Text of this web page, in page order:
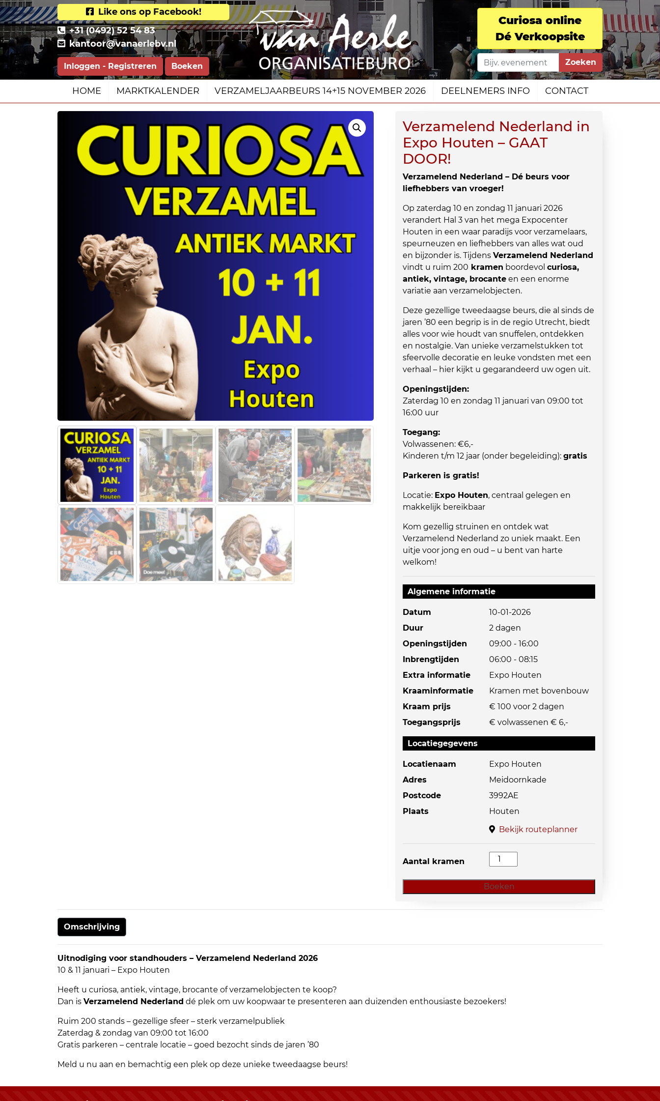
Like ons op Facebook!
+31 (0492) 52 54 83
kantoor@vanaerlebv.nl
Inloggen - Registreren Boeken
Curiosa online
Dé Verkoopsite
Zoeken
HOME MARKTKALENDER VERZAMELJAARBEURS 14+15 NOVEMBER 2026 DEELNEMERS INFO CONTACT
Verzamelend Nederland in
Expo Houten – GAAT
DOOR!
Verzamelend Nederland – Dé beurs voor
liefhebbers van vroeger!
Op zaterdag 10 en zondag 11 januari 2026
verandert Hal 3 van het mega Expocenter
Houten in een waar paradijs voor verzamelaars,
speurneuzen en liefhebbers van alles wat oud
en bijzonder is. TijdensVerzamelend Nederland
vindt u ruim 200 kramen boordevolcuriosa,
antiek, vintage, brocante en een enorme
variatie aan verzamelobjecten.
Deze gezellige tweedaagse beurs, die al sinds de
jaren ’80 een begrip is in de regio Utrecht, biedt
alles voor wie houdt van snuffelen, ontdekken
en nostalgie. Van unieke verzamelstukken tot
sfeervolle decoratie en leuke vondsten met een
verhaal – hier kijkt u gegarandeerd uw ogen uit.
Openingstijden:
Zaterdag 10 en zondag 11 januari van 09:00 tot
16:00 uur
Toegang:
Volwassenen: €6,-
Kinderen t/m 12 jaar (onder begeleiding):gratis
Parkeren is gratis!
Locatie: Expo Houten, centraal gelegen en
makkelijk bereikbaar
Kom gezellig struinen en ontdek wat
Verzamelend Nederland zo uniek maakt. Een
uitje voor jong en oud – u bent van harte
welkom!
Algemene informatie
Datum
10-01-2026
Duur
2 dagen
Openingstijden
09:00 - 16:00
Inbrengtijden
06:00 - 08:15
Extra informatie
Expo Houten
Kraaminformatie
Kramen met bovenbouw
Kraam prijs
€ 100 voor 2 dagen
Toegangsprijs
€ volwassenen € 6,-
Locatiegegevens
Locatienaam
Expo Houten
Adres
Meidoornkade
Postcode
3992AE
Plaats
Houten
Bekijk routeplanner
Aantal kramen
Verzamelend
Nederland
in
Expo
Boeken
Omschrijving
Uitnodiging voor standhouders – Verzamelend Nederland 2026
10 & 11 januari – Expo Houten
Heeft u curiosa, antiek, vintage, brocante of verzamelobjecten te koop?
Dan is Verzamelend Nederland dé plek om uw koopwaar te presenteren aan duizenden enthousiaste bezoekers!
Ruim 200 stands – gezellige sfeer – sterk verzamelpubliek
Zaterdag & zondag van 09:00 tot 16:00
Gratis parkeren – centrale locatie – goed bezocht sinds de jaren ’80
Meld u nu aan en bemachtig een plek op deze unieke tweedaagse beurs!